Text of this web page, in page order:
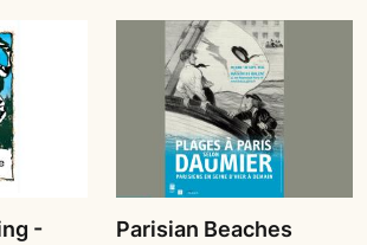
-
Parisian Beaches